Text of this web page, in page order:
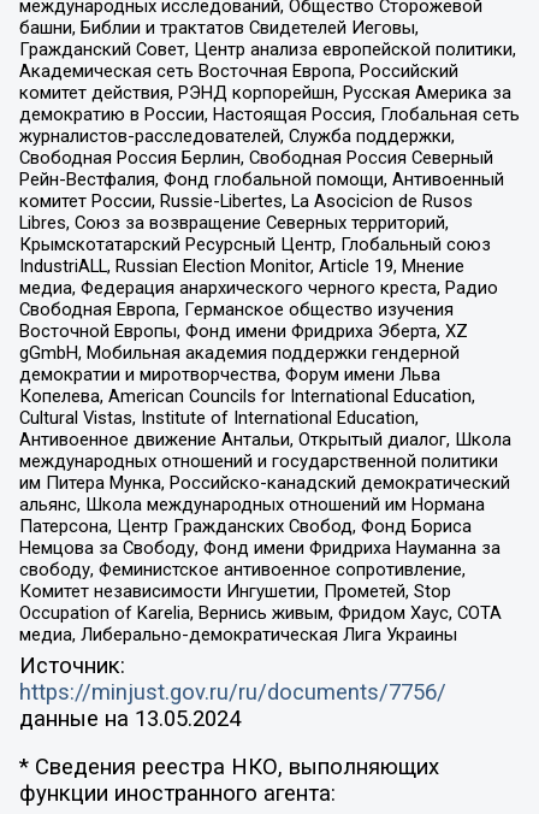
международных исследований, Общество Сторожевой
башни, Библии и трактатов Свидетелей Иеговы,
Гражданский Совет, Центр анализа европейской политики,
Академическая сеть Восточная Европа, Российский
комитет действия, РЭНД корпорейшн, Русская Америка за
демократию в России, Настоящая Россия, Глобальная сеть
журналистов-расследователей, Служба поддержки,
Свободная Россия Берлин, Свободная Россия Северный
Рейн-Вестфалия, Фонд глобальной помощи, Антивоенный
комитет России, Russie-Libertes, La Asocicion de Rusos
Libres, Союз за возвращение Северных территорий,
Крымскотатарский Ресурсный Центр, Глобальный союз
IndustriALL, Russian Election Monitor, Article 19, Мнение
медиа, Федерация анархического черного креста, Радио
Свободная Европа, Германское общество изучения
Восточной Европы, Фонд имени Фридриха Эберта, XZ
gGmbH, Мобильная академия поддержки гендерной
демократии и миротворчества, Форум имени Льва
Копелева, American Councils for International Education,
Cultural Vistas, Institute of International Education,
Антивоенное движение Антальи, Открытый диалог, Школа
международных отношений и государственной политики
им Питера Мунка, Российско-канадский демократический
альянс, Школа международных отношений им Нормана
Патерсона, Центр Гражданских Свобод, Фонд Бориса
Немцова за Свободу, Фонд имени Фридриха Науманна за
свободу, Феминистское антивоенное сопротивление,
Комитет независимости Ингушетии, Прометей, Stop
Occupation of Karelia, Вернись живым, Фридом Хаус, СОТА
медиа, Либерально-демократическая Лига Украины
Источник:
https://minjust.gov.ru/ru/documents/7756/
данные на 13.05.2024
* Сведения реестра НКО, выполняющих
функции иностранного агента: